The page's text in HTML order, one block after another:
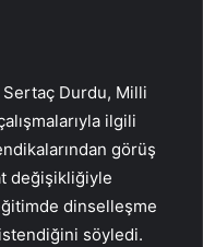
Sertaç Durdu, Milli
ilgili
görüş
değişikliğiyle
dinselleşme
söyledi.